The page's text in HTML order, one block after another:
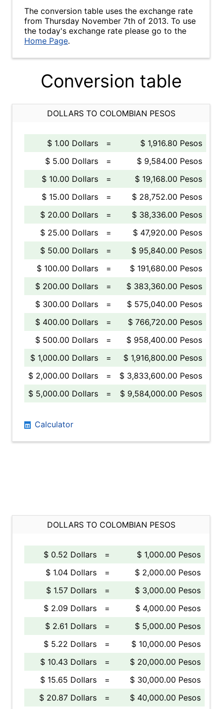
The conversion table uses the exchange rate
from Thursday November 7th of 2013. To use
the today's exchange rate please go to the
Home Page.
Conversion table
DOLLARS TO COLOMBIAN PESOS
$ 1.00 Dollars =
$ 1,916.80 Pesos
$ 5.00 Dollars
=
$ 9,584.00 Pesos
$ 10.00 Dollars
=
$ 19,168.00 Pesos
$ 15.00 Dollars
=
$ 28,752.00 Pesos
$ 20.00 Dollars
=
$ 38,336.00 Pesos
$ 25.00 Dollars
=
$ 47,920.00 Pesos
$ 50.00 Dollars
=
$ 95,840.00 Pesos
$ 100.00 Dollars
=
$ 191,680.00 Pesos
$ 200.00 Dollars
=
$ 383,360.00 Pesos
$ 300.00 Dollars
=
$ 575,040.00 Pesos
$ 400.00 Dollars
=
$ 766,720.00 Pesos
$ 500.00 Dollars
=
$ 958,400.00 Pesos
$ 1,000.00 Dollars
=
$ 1,916,800.00 Pesos
$ 2,000.00 Dollars
=
$ 3,833,600.00 Pesos
$ 5,000.00 Dollars
= $ 9,584,000.00 Pesos
Calculator
DOLLARS TO COLOMBIAN PESOS
$ 0.52 Dollars =
$ 1,000.00 Pesos
$ 1.04 Dollars
=
$ 2,000.00 Pesos
$ 1.57 Dollars
=
$ 3,000.00 Pesos
$ 2.09 Dollars
=
$ 4,000.00 Pesos
$ 2.61 Dollars
=
$ 5,000.00 Pesos
$ 5.22 Dollars
=
$ 10,000.00 Pesos
$ 10.43 Dollars
=
$ 20,000.00 Pesos
$ 15.65 Dollars
=
$ 30,000.00 Pesos
$ 20.87 Dollars
= $ 40,000.00 Pesos